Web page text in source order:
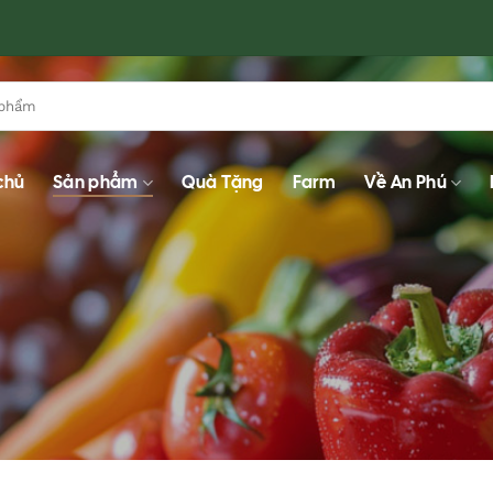
Sản phẩm Quà Tặng Farm Về An Phú